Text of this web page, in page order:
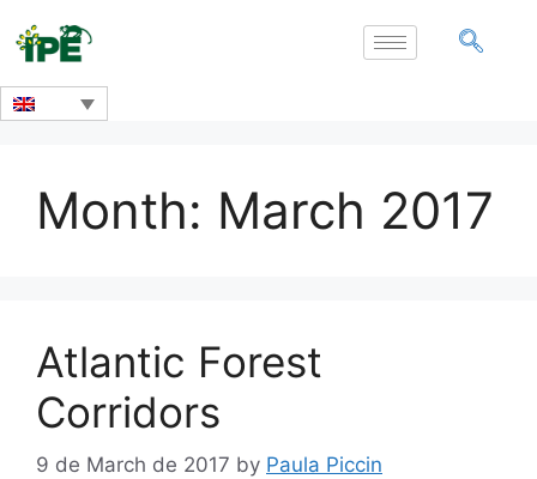
Month: March 2017
Atlantic Forest
Corridors
9 de March de 2017 by Paula Piccin